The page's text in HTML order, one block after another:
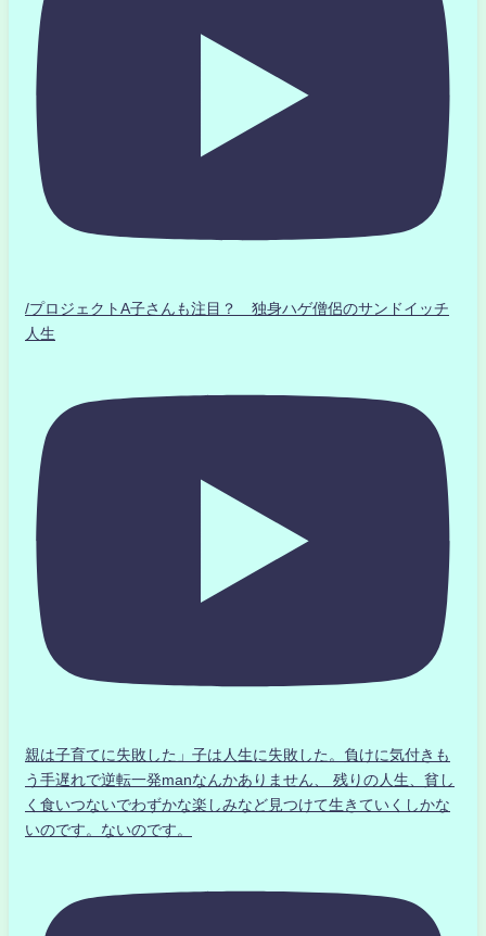
/プロジェクトA子さんも注目？ 独身ハゲ僧侶のサンドイッチ
人生
親は子育てに失敗した」子は人生に失敗した。負けに気付きも
う手遅れで逆転一発manなんかありません、 残りの人生、貧し
く食いつないでわずかな楽しみなど見つけて生きていくしかな
いのです。ないのです。